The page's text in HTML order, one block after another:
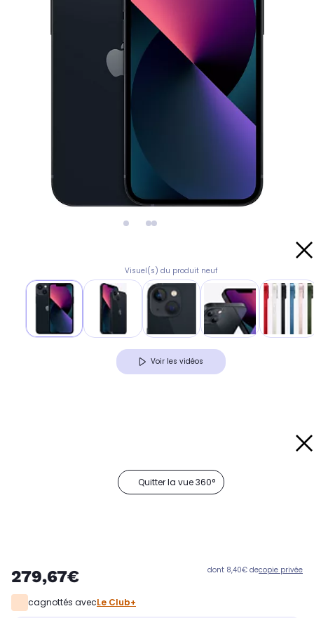
Visuel(s) du produit neuf
Voir les vidéos
Quitter la vue 360°
279,67€ dont 8,40€ decopie privée
cagnottés avecLe Club+